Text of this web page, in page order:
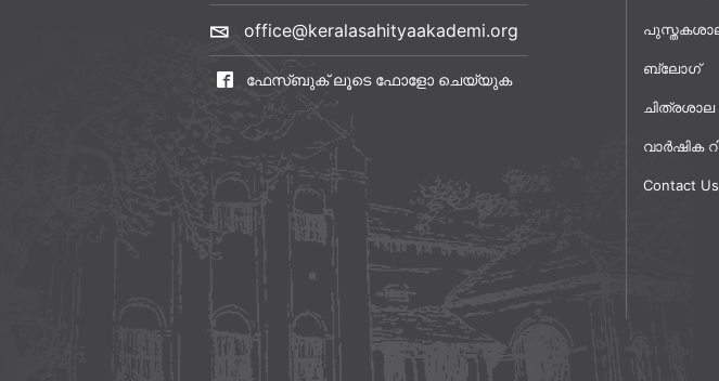
office@keralasahityaakademi.org
ഫേസ്ബുക് ലൂടെ ഫോളോ ചെയ്യുക
ബ്ലോഗ്
ചിത്രശാല
വാർഷിക
Contact Us